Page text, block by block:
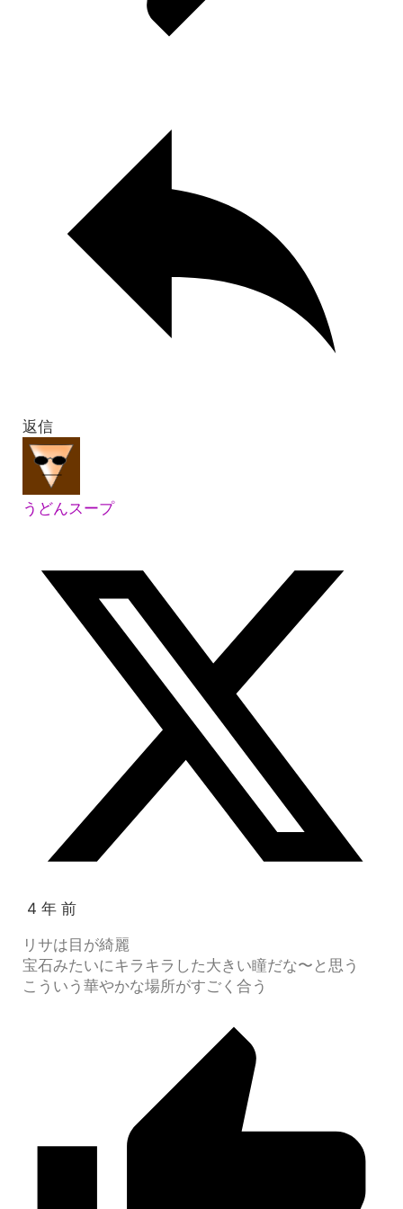
返信
うどんスープ
4 年 前
リサは目が綺麗
宝石みたいにキラキラした大きい瞳だな〜と思う
こういう華やかな場所がすごく合う